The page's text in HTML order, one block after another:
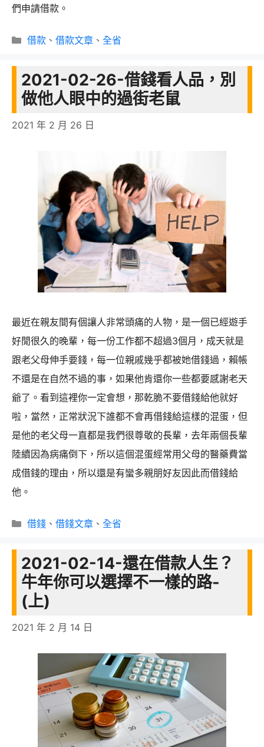
們申請借款。
分
借款、 借款文章、 全省
2021-02-26-借錢看人品，別
做他人眼中的過街老鼠
2021 年 2 月 26 日
最近在親友間有個讓人非常頭痛的人物，是一個已經遊手
好閒很久的晚輩，每一份工作都不超過3個月，成天就是
跟老父母伸手要錢，每一位親戚幾乎都被她借錢過，賴帳
不還是在自然不過的事，如果他肯還你一些都要感謝老天
爺了。看到這裡你一定會想，那乾脆不要借錢給他就好
啦，當然，正常狀況下誰都不會再借錢給這樣的混蛋，但
是他的老父母一直都是我們很尊敬的長輩，去年兩個長輩
陸續因為病痛倒下，所以這個混蛋經常用父母的醫藥費當
成借錢的理由，所以還是有蠻多親朋好友因此而借錢給
他。
分
借錢、 借錢文章、 全省
2021-02-14-還在借款人生？
牛年你可以選擇不一樣的路-
(上)
2021 年 2 月 14 日